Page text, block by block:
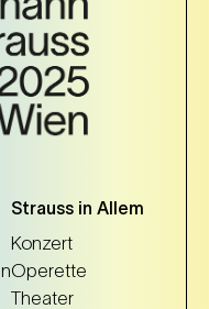
Strauss in Allem
Konzert
Operette
Theater